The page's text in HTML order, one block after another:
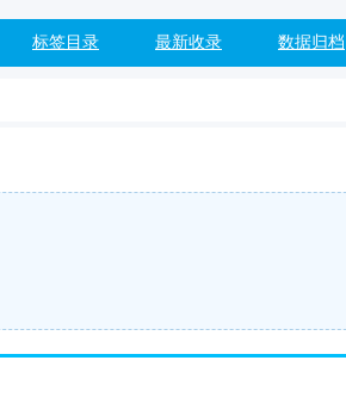
标签目录 最新收录 数据归档